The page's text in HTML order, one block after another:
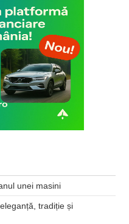
unei masini
tradiție și